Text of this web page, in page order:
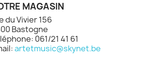
MAGASIN
du Vivier 156
Bastogne
061/21 41 61
artetmusic@skynet.be